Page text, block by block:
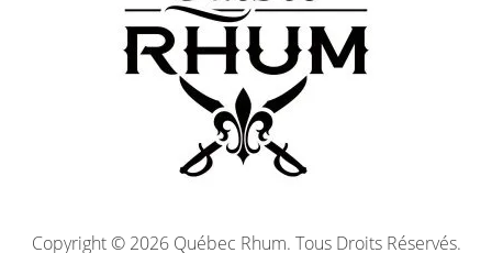
Copyright © 2026 Québec Rhum. Tous Droits Réservés.